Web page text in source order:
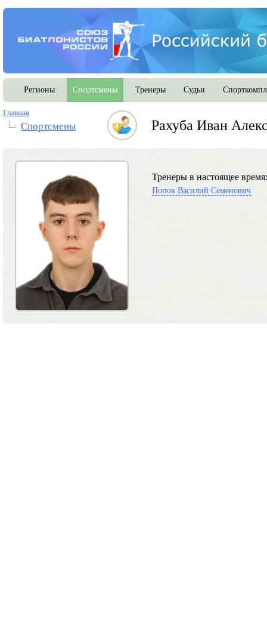
Регионы Спортсмены Тренеры Судьи
Главная
Спортсмены Рахуба Иван
Тренеры в настоящее время:
Попов Василий Семенович